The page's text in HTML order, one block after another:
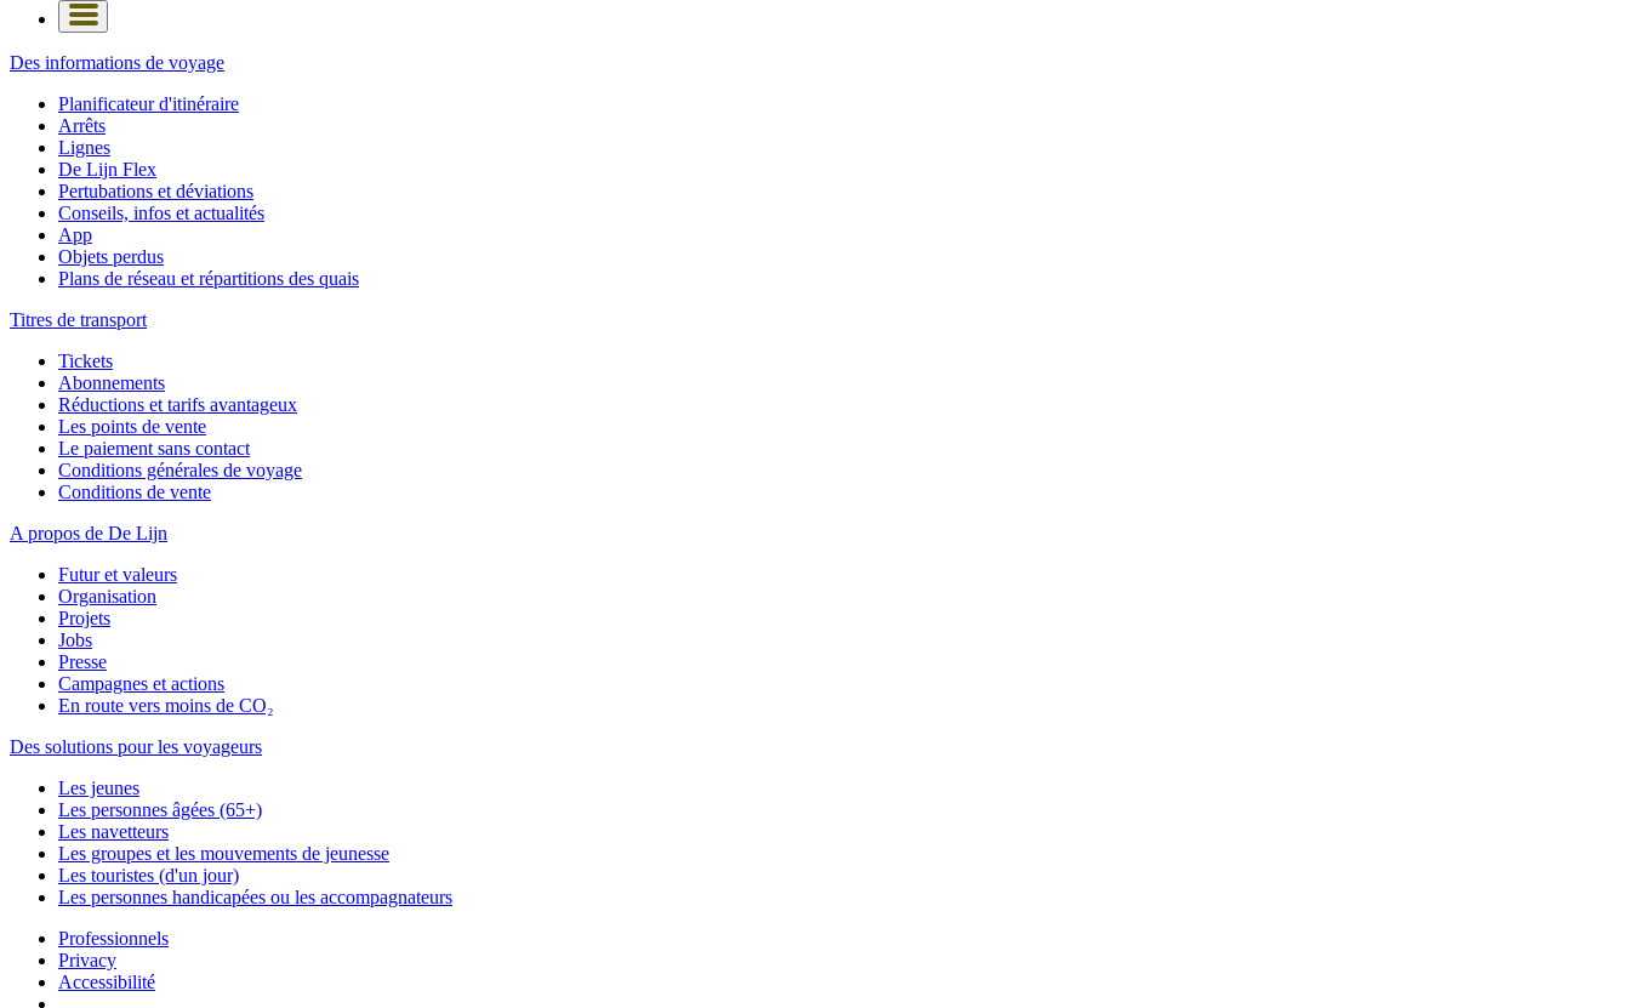
Des informations de voyage
Planificateur d'itinéraire
Arrêts
Lignes
De Lijn Flex
Pertubations et déviations
Conseils, infos et actualités
App
Objets perdus
Plans de réseau et répartitions des quais
Titres de transport
Tickets
Abonnements
Réductions et tarifs avantageux
Les points de vente
Le paiement sans contact
Conditions générales de voyage
Conditions de vente
A propos de De Lijn
Futur et valeurs
Organisation
Projets
Jobs
Presse
Campagnes et actions
En route vers moins de CO₂
Des solutions pour les voyageurs
Les jeunes
Les personnes âgées (65+)
Les navetteurs
Les groupes et les mouvements de jeunesse
Les touristes (d'un jour)
Les personnes handicapées ou les accompagnateurs
Professionnels
Privacy
Accessibilité